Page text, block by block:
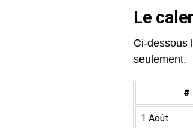
Le
Ci-dessous
seulement.
#
1 Août